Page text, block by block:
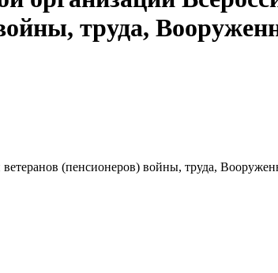
труда,
ветеранов (пенсионеров) войны, труда,